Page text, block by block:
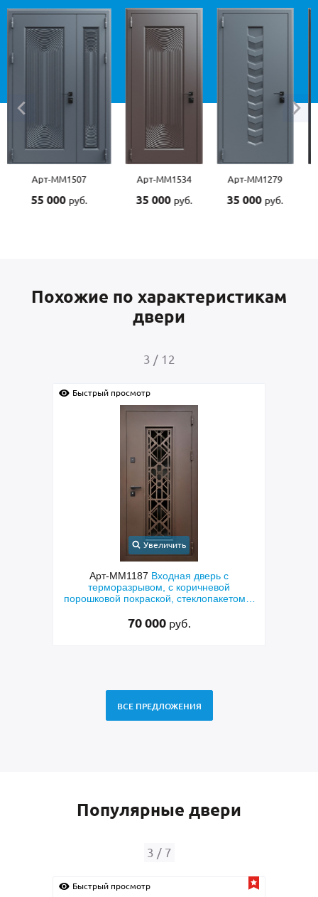
Арт-ММ1507
55 000руб.
Арт-ММ1534
35 000руб.
Арт-ММ1279
35 000руб.
Похожие по характеристикам
двери
4 / 12
Быстрый просмотр
Увеличить
Арт-ММ1187Входная дверь с
терморазрывом, с коричневой
порошковой покраской, стеклопакетом и
70 000руб.
ВСЕ ПРЕДЛОЖЕНИЯ
Популярные двери
4 / 7
Быстрый просмотр